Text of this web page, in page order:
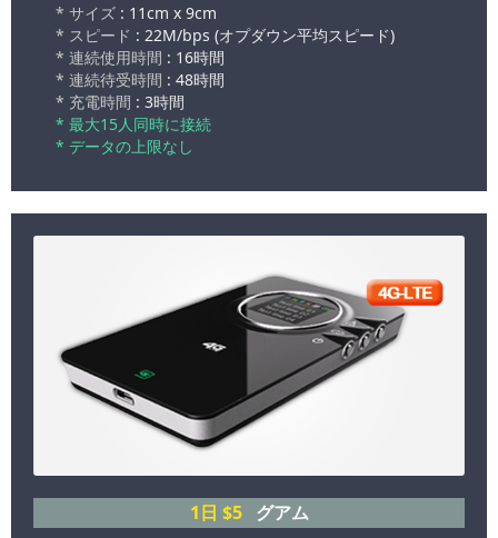
* サイズ : 11cm x 9cm
* スピード : 22M/bps (オプダウン平均スピード)
* 連続使用時間 : 16時間
* 連続待受時間 : 48時間
* 充電時間 : 3時間
* 最大15人同時に接続
* データの上限なし
1日 $5グアム